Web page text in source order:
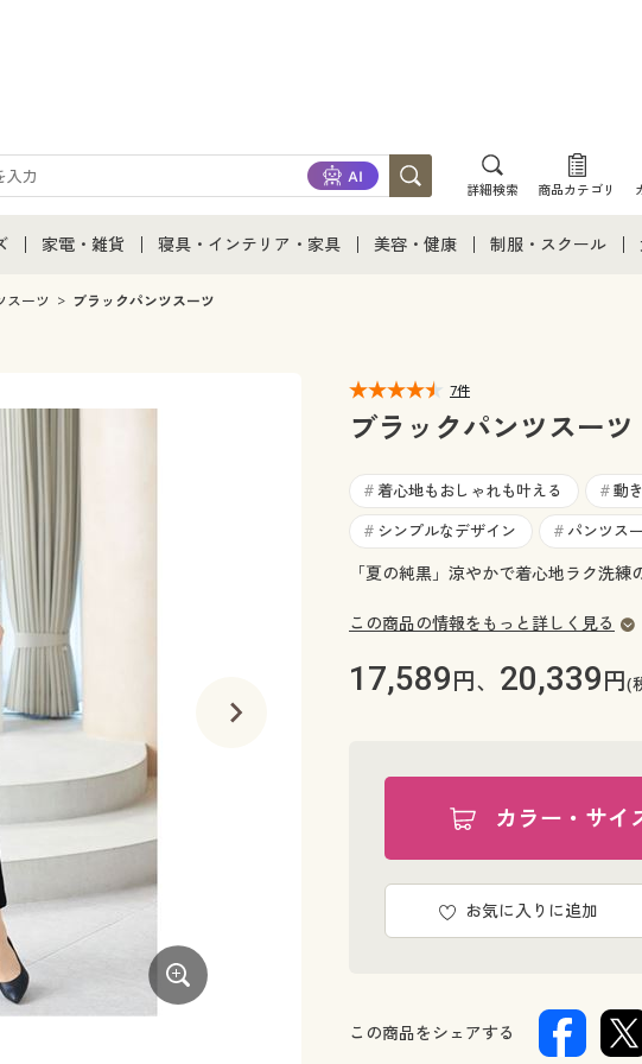
詳細検索 商品カテゴリ
カタログ・チ
通販すべて
下着
家電・雑貨
家電・雑貨すべて
キッチン・雑貨・日用品
寝具・インテリア・家具
寝具・インテリア・家具通販すべて
カーテン・ラグ・ファブリック
美容・健康 制服・スクール
ジュニア・ティーン
スーツ ブラックパンツスーツ
程よいゆとりが動きやすく、所作も美しい上品な印象へ
7件
ブラックパンツスーツ
# 着心地もおしゃれも叶える # 動
# シンプルなデザイン # パンツス
「夏の純黒」涼やかで着心地ラク洗練
この商品の情報をもっと詳しく見る
17,589円、 20,339円(
カラー・サイ
お気に入りに追加
この商品をシェアする